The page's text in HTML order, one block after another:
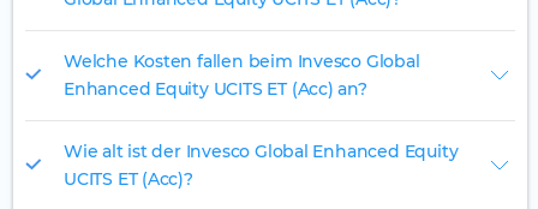
Welche Kosten fallen beim Invesco Global
Enhanced Equity UCITS ET (Acc) an?
Wie alt ist der Invesco Global Enhanced Equity
UCITS ET (Acc)?